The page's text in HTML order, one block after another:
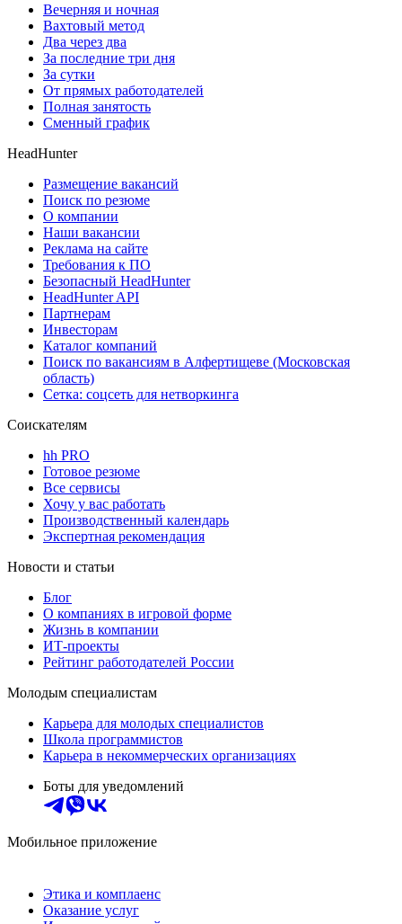
Вечерняя и ночная
Вахтовый метод
Два через два
За последние три дня
За сутки
От прямых работодателей
Полная занятость
Сменный график
HeadHunter
Размещение вакансий
Поиск по резюме
О компании
Наши вакансии
Реклама на сайте
Требования к ПО
Безопасный HeadHunter
HeadHunter API
Партнерам
Инвесторам
Каталог компаний
Поиск по вакансиям в Алфертищеве (Московская
область)
Сетка: соцсеть для нетворкинга
Соискателям
hh PRO
Готовое резюме
Все сервисы
Хочу у вас работать
Производственный календарь
Экспертная рекомендация
Новости и статьи
Блог
О компаниях в игровой форме
Жизнь в компании
ИТ-проекты
Рейтинг работодателей России
Молодым специалистам
Карьера для молодых специалистов
Школа программистов
Карьера в некоммерческих организациях
Боты для уведомлений
Мобильное приложение
Этика и комплаенс
Оказание услуг